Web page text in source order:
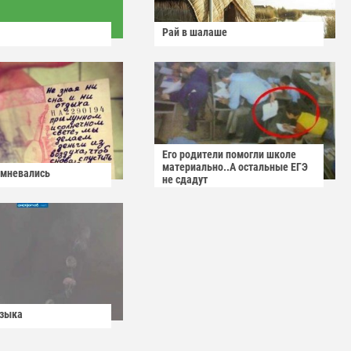
Рай в шалаше
Его родители помогли школе
материально..А остальные ЕГЭ
не сдадут